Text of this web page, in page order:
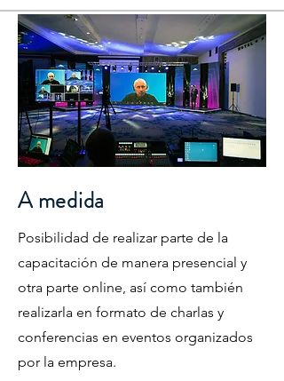
A medida
Posibilidad de realizar parte de la
capacitación de manera presencial y
otra parte online, así como también
realizarla en formato de charlas y
conferencias en eventos organizados
por la empresa.